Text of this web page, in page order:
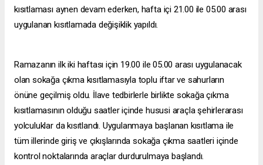
kısıtlaması aynen devam ederken, hafta içi 21.00 ile 05.00 arası
uygulanan kısıtlamada değişiklik yapıldı.
Ramazanın ilk iki haftası için 19.00 ile 05.00 arası uygulanacak
olan sokağa çıkma kısıtlamasıyla toplu iftar ve sahurların
önüne geçilmiş oldu. İlave tedbirlerle birlikte sokağa çıkma
kısıtlamasının olduğu saatler içinde hususi araçla şehirlerarası
yolculuklar da kısıtlandı. Uygulanmaya başlanan kısıtlama ile
tüm illerinde giriş ve çıkışlarında sokağa çıkma saatleri içinde
kontrol noktalarında araçlar durdurulmaya başlandı.